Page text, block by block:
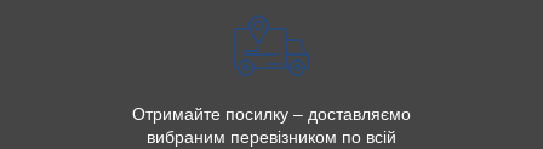
Отримайте посилку – доставляємо
вибраним перевізником по всій